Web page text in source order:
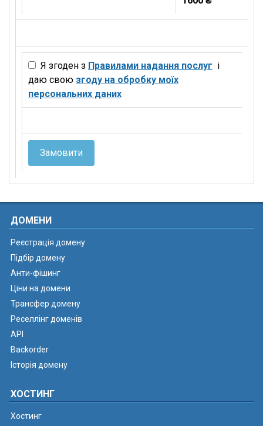
Я згоден з Правилами надання послуг і
даю свою згоду на обробку моїх
персональних даних
Замовити
ДОМЕНИ
Реєстрація домену
Підбір домену
Анти-фішинг
Ціни на домени
Трансфер домену
Реселлінг доменів
API
Backorder
Історія домену
ХОСТИНГ
Хостинг